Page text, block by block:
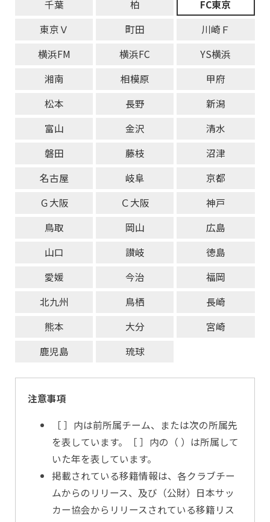
千葉
柏
FC東京
東京Ｖ
町田
川崎Ｆ
横浜FM
横浜FC
YS横浜
湘南
相模原
甲府
松本
長野
新潟
富山
金沢
清水
磐田
藤枝
沼津
名古屋
岐阜
京都
Ｇ大阪
Ｃ大阪
神戸
鳥取
岡山
広島
山口
讃岐
徳島
愛媛
今治
福岡
北九州
鳥栖
長崎
熊本
大分
宮崎
鹿児島
琉球
注意事項
［ ］内は前所属チーム、または次の所属先
を表しています。［ ］内の（ ）は所属して
いた年を表しています。
掲載されている移籍情報は、各クラブチー
ムからのリリース、及び（公財）日本サッ
カー協会からリリースされている移籍リス